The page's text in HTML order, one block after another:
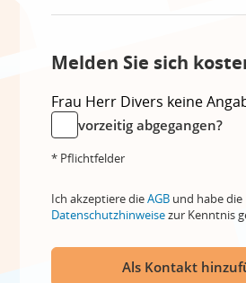
Melden Sie sich
Frau Herr Divers keine
vorzeitig abgegangen?
* Pflichtfelder
Ich akzeptiere dieAGB und habe die
Datenschutzhinweisezur Kenntnis
Als Kontakt